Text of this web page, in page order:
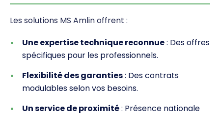
Les solutions MS Amlin offrent :
Une expertise technique reconnue: Des offres
spécifiques pour les professionnels.
Flexibilité des garanties: Des contrats
modulables selon vos besoins.
Un service de proximité: Présence nationale